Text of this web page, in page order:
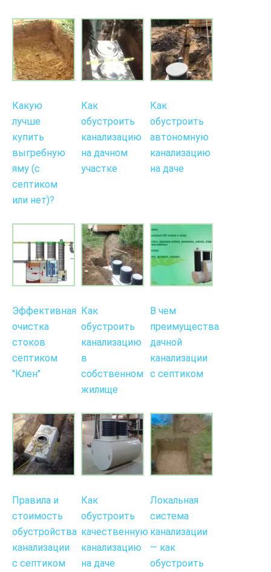
Какую
лучше
купить
выгребную
яму (с
септиком
или нет)?
Как
обустроить
канализацию
на дачном
участке
Как
обустроить
автономную
канализацию
на даче
Эффективная
очистка
стоков
септиком
"Клен"
Как
обустроить
канализацию
в
собственном
жилище
В чем
преимущества
дачной
канализации
с септиком
Правила и
стоимость
обустройства
канализации
с септиком
Как
обустроить
качественную
канализацию
на даче
Локальная
система
канализации
— как
обустроить